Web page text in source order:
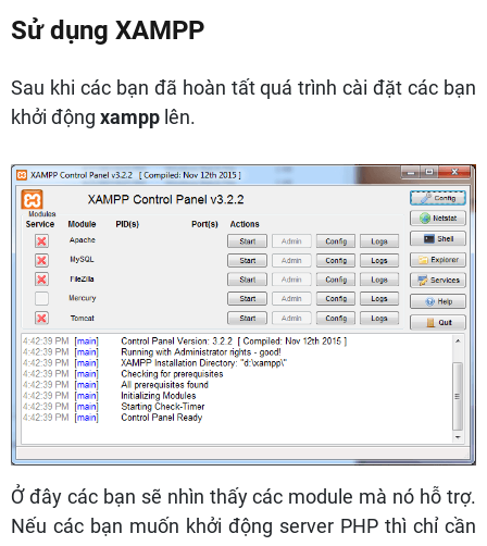
Sử dụng XAMPP
Sau khi các bạn đã hoàn tất quá trình cài đặt các bạn
khởi động xampp lên.
Ở đây các bạn sẽ nhìn thấy các module mà nó hỗ trợ.
Nếu các bạn muốn khởi động server PHP thì chỉ cần